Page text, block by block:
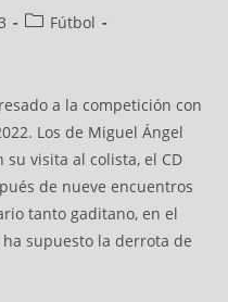
Fútbol
a la competición con
Los de Miguel Ángel
visita al colista, el CD
de nueve encuentros
tanto gaditano, en el
supuesto la derrota de